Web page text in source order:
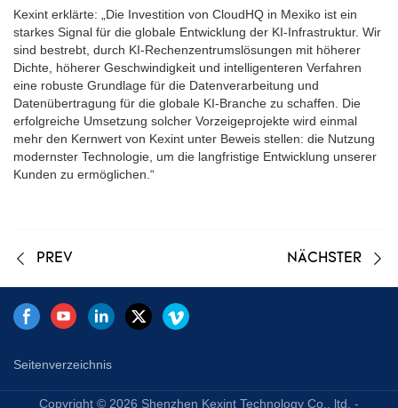
Kexint erklärte: „Die Investition von CloudHQ in Mexiko ist ein
starkes Signal für die globale Entwicklung der KI-Infrastruktur. Wir
sind bestrebt, durch KI-Rechenzentrumslösungen mit höherer
Dichte, höherer Geschwindigkeit und intelligenteren Verfahren
eine robuste Grundlage für die Datenverarbeitung und
Datenübertragung für die globale KI-Branche zu schaffen. Die
erfolgreiche Umsetzung solcher Vorzeigeprojekte wird einmal
mehr den Kernwert von Kexint unter Beweis stellen: die Nutzung
modernster Technologie, um die langfristige Entwicklung unserer
Kunden zu ermöglichen.“
PREV NÄCHSTER
Seitenverzeichnis
Copyright © 2026 Shenzhen Kexint Technology Co., ltd. -